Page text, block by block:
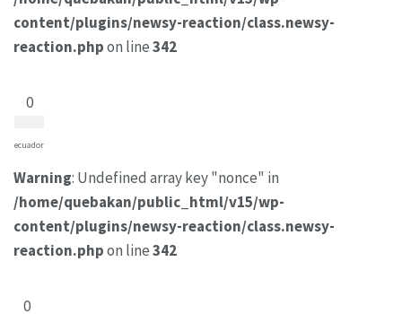
content/plugins/newsy-reaction/class.newsy-
reaction.phpon line342
0
ecuador
Warning: Undefined array key "nonce" in
/home/quebakan/public_html/v15/wp-
content/plugins/newsy-reaction/class.newsy-
reaction.phpon line342
0